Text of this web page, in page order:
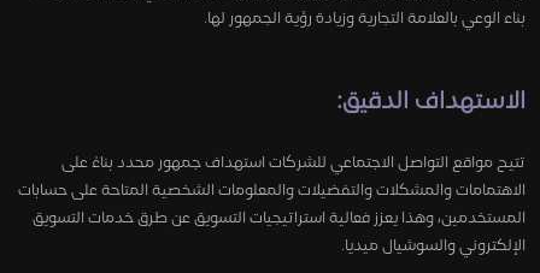
بناء الوعي بالعلامة التجارية وزيادة رؤية الجمهور لها.
الاستهداف الدقيق:
تتيح مواقع التواصل الاجتماعي للشركات استهداف جمهور محدد بناءً على
الاهتمامات والمشكلات والتفضيلات والمعلومات الشخصية المتاحة على حسابات
المستخدمين، وهذا يعزز فعالية استراتيجيات التسويق عن طرق خدمات التسويق
الإلكتروني والسوشيال ميديا.